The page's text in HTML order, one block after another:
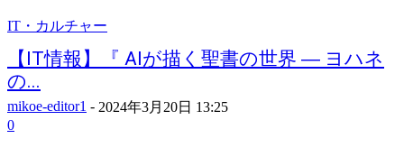
IT・カルチャー
【IT情報】『 AIが描く聖書の世界 ― ヨハネ
の...
mikoe-editor1 - 2024年3月20日 13:25
0